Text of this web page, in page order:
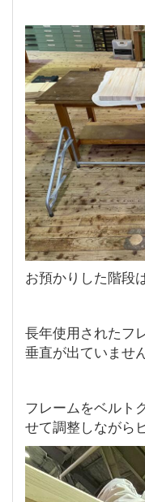
お預かりした階段
長年使用されたフ
垂直が出ていません
フレームをベルト
せて調整しながら